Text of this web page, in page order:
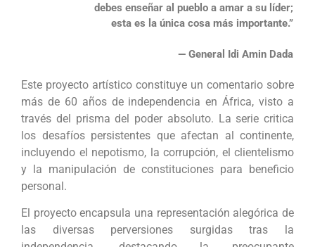
debes enseñar al pueblo a amar a su líder;
esta es la única cosa más importante.”
— General Idi Amin Dada
Este proyecto artístico constituye un comentario sobre
más de 60 años de independencia en África, visto a
través del prisma del poder absoluto. La serie critica
los desafíos persistentes que afectan al continente,
incluyendo el nepotismo, la corrupción, el clientelismo
y la manipulación de constituciones para beneficio
personal.
El proyecto encapsula una representación alegórica de
las diversas perversiones surgidas tras la